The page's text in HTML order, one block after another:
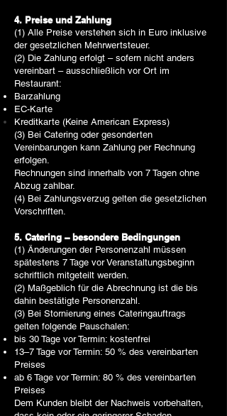
4. Preise und Zahlung
(1) Alle Preise verstehen sich in Euro inklusive
der gesetzlichen Mehrwertsteuer.
(2) Die Zahlung erfolgt – sofern nicht anders
vereinbart – ausschließlich vor Ort im
Restaurant:
Barzahlung
EC-Karte
Kreditkarte (Keine American Express)
(3) Bei Catering oder gesonderten
Vereinbarungen kann Zahlung per Rechnung
erfolgen.
Rechnungen sind innerhalb von 7 Tagen ohne
Abzug zahlbar.
(4) Bei Zahlungsverzug gelten die gesetzlichen
Vorschriften.
5. Catering – besondere Bedingungen
(1) Änderungen der Personenzahl müssen
spätestens 7 Tage vor Veranstaltungsbeginn
schriftlich mitgeteilt werden.
(2) Maßgeblich für die Abrechnung ist die bis
dahin bestätigte Personenzahl.
(3) Bei Stornierung eines Cateringauftrags
gelten folgende Pauschalen:
bis 30 Tage vor Termin: kostenfrei
13–7 Tage vor Termin: 50 % des vereinbarten
Preises
ab 6 Tage vor Termin: 80 % des vereinbarten
Preises
Dem Kunden bleibt der Nachweis vorbehalten,